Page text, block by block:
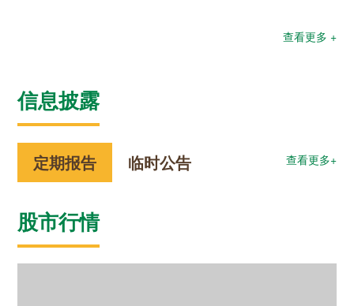
查看更多 +
信息披露
定期报告 临时公告 查看更多+
股市行情